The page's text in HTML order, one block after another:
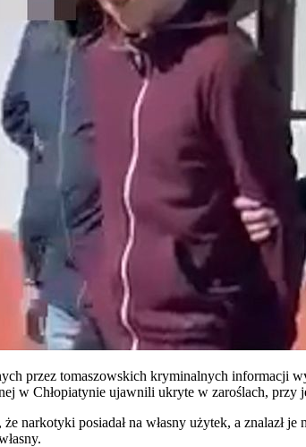
przez tomaszowskich kryminalnych informacji
w Chłopiatynie ujawnili ukryte w zaroślach, przy
że narkotyki posiadał na własny użytek, a